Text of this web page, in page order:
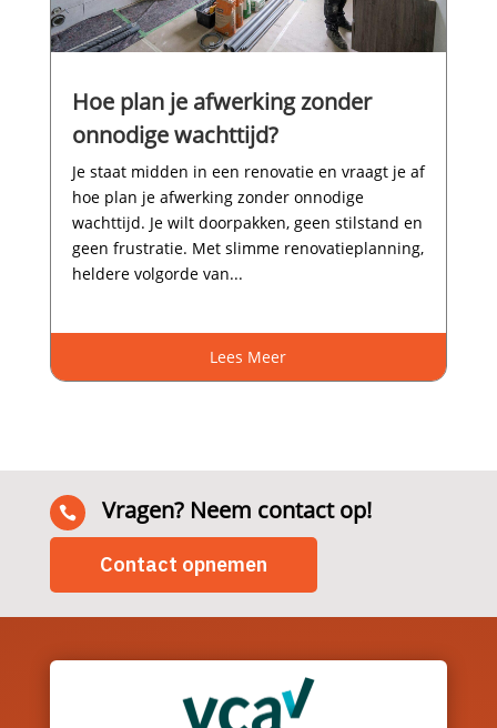
Hoe plan je afwerking zonder
onnodige wachttijd?
Je staat midden in een renovatie en vraagt je af
hoe plan je afwerking zonder onnodige
wachttijd.​ Je wilt doorpakken, geen stilstand en
geen frustratie.​ Met slimme renovatieplanning,
heldere volgorde van...
Lees Meer
 Vragen? Neem contact op!
Contact opnemen